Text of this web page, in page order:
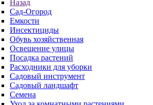
Назад
Сад-Огород
Емкости
Инсектициды
Обувь хозяйственная
Освещение улицы
Посадка растений
Расходники для уборки
Садовый инструмент
Садовый ландшафт
Семена